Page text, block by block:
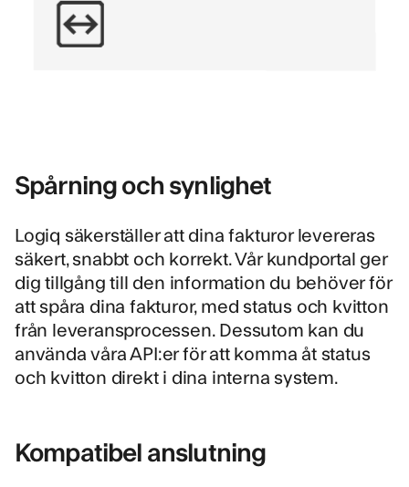
Spårning och synlighet
Logiq säkerställer att dina fakturor levereras
säkert, snabbt och korrekt. Vår kundportal ger
dig tillgång till den information du behöver för
att spåra dina fakturor, med status och kvitton
från leveransprocessen. Dessutom kan du
använda våra API:er för att komma åt status
och kvitton direkt i dina interna system.
Kompatibel anslutning